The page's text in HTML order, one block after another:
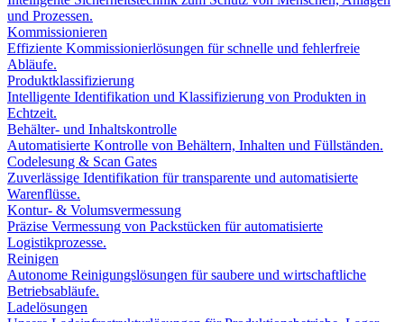
und Prozessen.
Kommissionieren
Effiziente Kommissionierlösungen für schnelle und fehlerfreie
Abläufe.
Produktklassifizierung
Intelligente Identifikation und Klassifizierung von Produkten in
Echtzeit.
Behälter- und Inhaltskontrolle
Automatisierte Kontrolle von Behältern, Inhalten und Füllständen.
Codelesung & Scan Gates
Zuverlässige Identifikation für transparente und automatisierte
Warenflüsse.
Kontur- & Volumsvermessung
Präzise Vermessung von Packstücken für automatisierte
Logistikprozesse.
Reinigen
Autonome Reinigungslösungen für saubere und wirtschaftliche
Betriebsabläufe.
Ladelösungen